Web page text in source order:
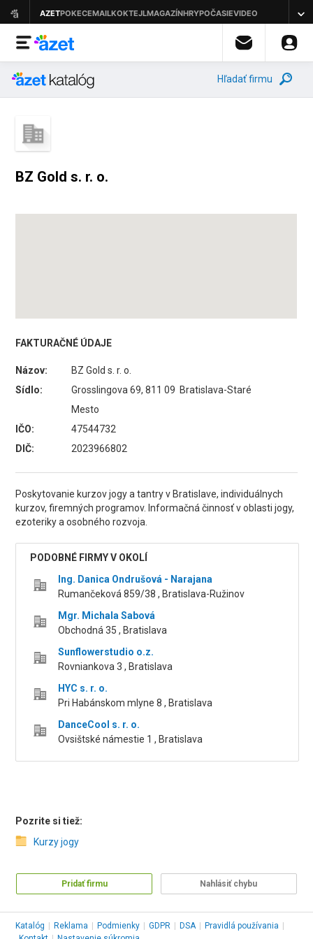
Hľadať firmu
BZ Gold s. r. o.
FAKTURAČNÉ ÚDAJE
Názov:
BZ Gold s. r. o.
Sídlo:
Grosslingova 69, 811 09 Bratislava-Staré
Mesto
IČO:
47544732
DIČ:
2023966802
Poskytovanie kurzov jogy a tantry v Bratislave, individuálnych
kurzov, firemných programov. Informačná činnosť v oblasti jogy,
ezoteriky a osobného rozvoja.
PODOBNÉ FIRMY V OKOLÍ
Ing. Danica Ondrušová - Narajana
Rumančeková 859/38 , Bratislava-Ružinov
Mgr. Michala Sabová
Obchodná 35 , Bratislava
Sunflowerstudio o.z.
Rovniankova 3 , Bratislava
HYC s. r. o.
Pri Habánskom mlyne 8 , Bratislava
DanceCool s. r. o.
Ovsištské námestie 1 , Bratislava
Pozrite si tiež:
Kurzy jogy
Pridať firmu Nahlásiť chybu
Katalóg Reklama Podmienky GDPR DSA Pravidlá používania